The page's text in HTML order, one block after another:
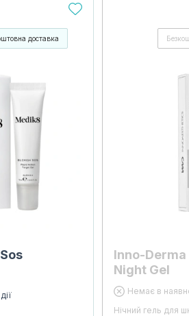
доставка
Inno-
Night Gel
Немає в
Нічний гель для